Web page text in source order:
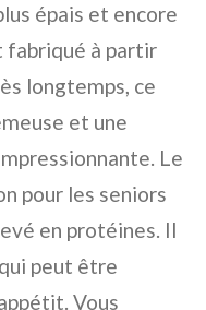
épais et encore
fabriqué à partir
longtemps, ce
et une
Le
pour les seniors
en protéines. Il
peut être
Vous